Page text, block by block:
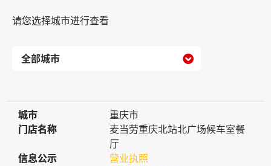
请您选择城市进行查看

城市
城市
重庆市
门店名称
门店名称
麦当劳重庆北站北广场候车室餐
厅
信息公示
信息公示
营业执照